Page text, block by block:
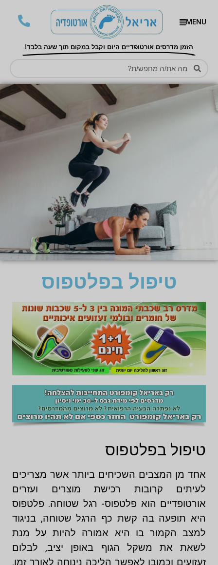
MENU
הזמן מדרסים אורטופדיים היום וקבל במקום תוך שעה בלבד!
טיפול בפלטפוס
טיפול בפלטפוס
אחד מן המצבים השכיחים ביותר אשר מצריכים
לעיתים קרובות רכישת מוצרים ועזרים
אורטופדיים הוא פלטפוס- רגל שטוחה. פלטפוס
היא תופעה בה קשת כף הרגל שטוחה, בניגוד
למצב הקמור בו היא אמורה להיות על מנת
לשאת את משקל הגוף באופן יציב, לבלום
זעזועים וכמובן לאפשר הליכה נינוחה לאורך זמן.